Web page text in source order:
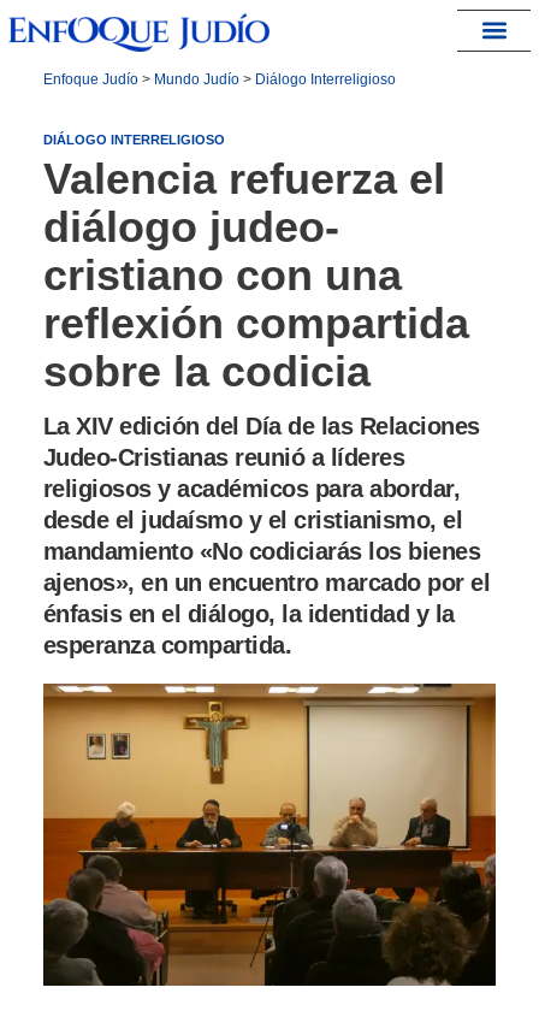
Enfoque Judío> Mundo Judío> Diálogo Interreligioso
DIÁLOGO INTERRELIGIOSO
Valencia refuerza el
diálogo judeo-
cristiano con una
reflexión compartida
sobre la codicia
La XIV edición del Día de las Relaciones
Judeo-Cristianas reunió a líderes
religiosos y académicos para abordar,
desde el judaísmo y el cristianismo, el
mandamiento «No codiciarás los bienes
ajenos», en un encuentro marcado por el
énfasis en el diálogo, la identidad y la
esperanza compartida.